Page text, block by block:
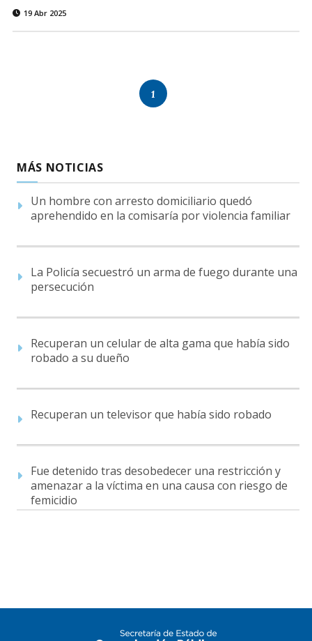
19 Abr 2025
1
MÁS NOTICIAS
Un hombre con arresto domiciliario quedó
aprehendido en la comisaría por violencia familiar
La Policía secuestró un arma de fuego durante una
persecución
Recuperan un celular de alta gama que había sido
robado a su dueño
Recuperan un televisor que había sido robado
Fue detenido tras desobedecer una restricción y
amenazar a la víctima en una causa con riesgo de
femicidio